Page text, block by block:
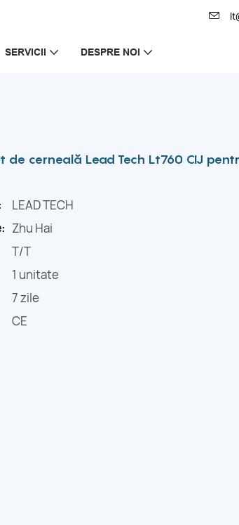
SERVICII DESPRE NOI
de cerneală Lead Tech Lt760 CIJ
LEAD TECH
Zhu Hai
T/T
1 unitate
7 zile
CE